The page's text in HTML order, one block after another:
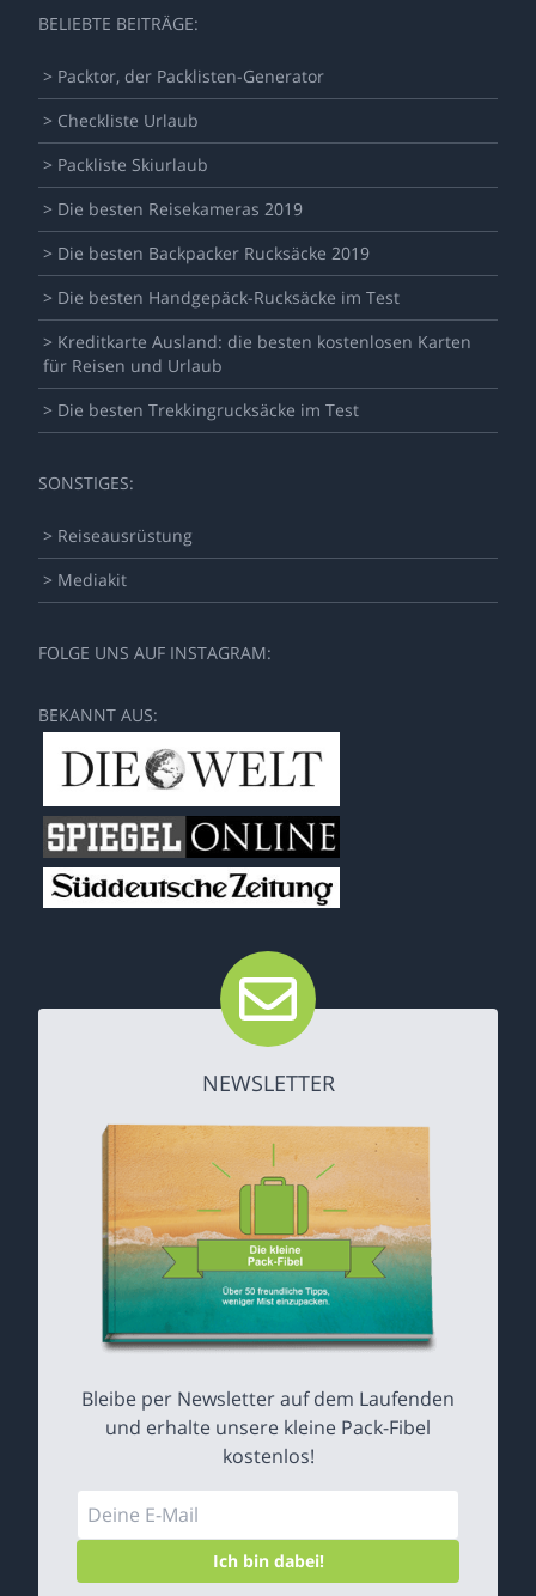
BELIEBTE BEITRÄGE:
> Packtor, der Packlisten-Generator
> Checkliste Urlaub
> Packliste Skiurlaub
> Die besten Reisekameras 2019
> Die besten Backpacker Rucksäcke 2019
> Die besten Handgepäck-Rucksäcke im Test
> Kreditkarte Ausland: die besten kostenlosen Karten
für Reisen und Urlaub
> Die besten Trekkingrucksäcke im Test
SONSTIGES:
> Reiseausrüstung
> Mediakit
FOLGE UNS AUF INSTAGRAM:
BEKANNT AUS:
NEWSLETTER
Bleibe per Newsletter auf dem Laufenden
und erhalte unsere kleine Pack-Fibel
kostenlos!